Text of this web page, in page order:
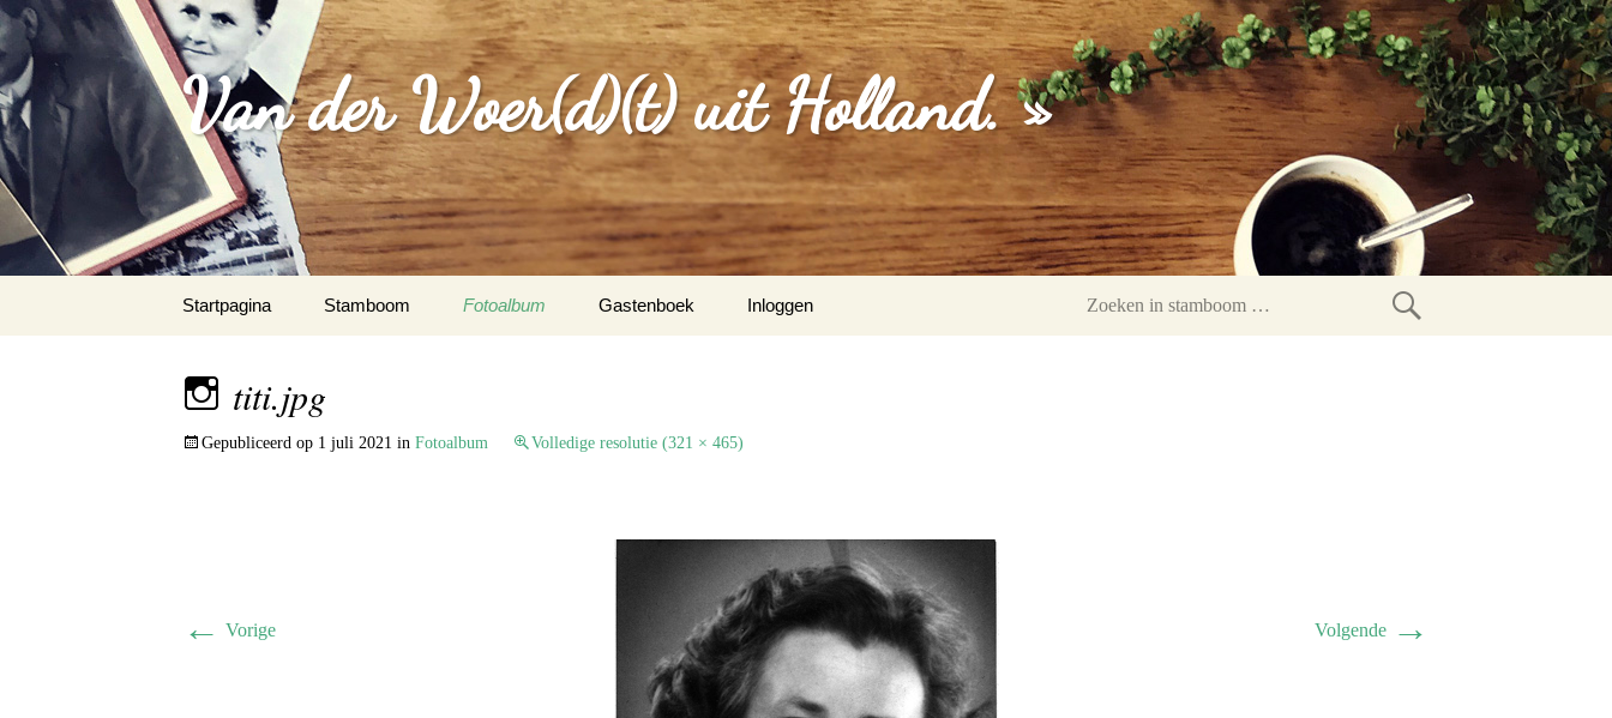
Van der Woer(d)(t) uit Holland. »
naar
Startpagina Stamboom Fotoalbum Gastenboek
Inloggen
Zoeken
titi.jpg
Gepubliceerd op 1 juli 2021 in Fotoalbum Volledige resolutie (321 × 465)
← Vorige Volgende →